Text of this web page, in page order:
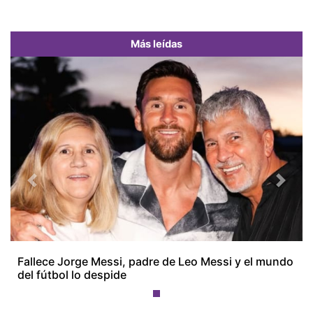
Más leídas
Fallece Jorge Messi, padre de Leo Messi y el mundo
del fútbol lo despide
Previous Next